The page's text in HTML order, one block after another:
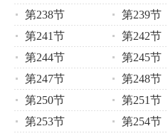
第238节
第239节
第241节
第242节
第244节
第245节
第247节
第248节
第250节
第251节
第253节
第254节